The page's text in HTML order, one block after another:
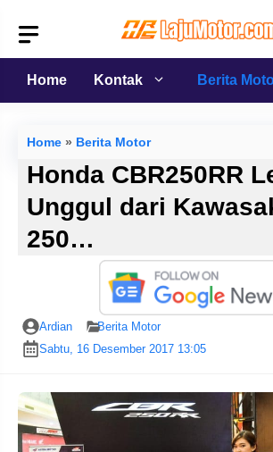
isi
Home
Kontak Berita
Home » Berita Motor
Honda CBR250RR
Unggul dari
250…
Ardian
Berita Motor
Sabtu, 16 Desember 2017 13:05